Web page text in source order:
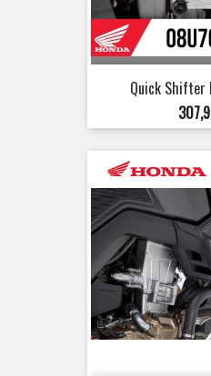
Quick Shifter
Preis